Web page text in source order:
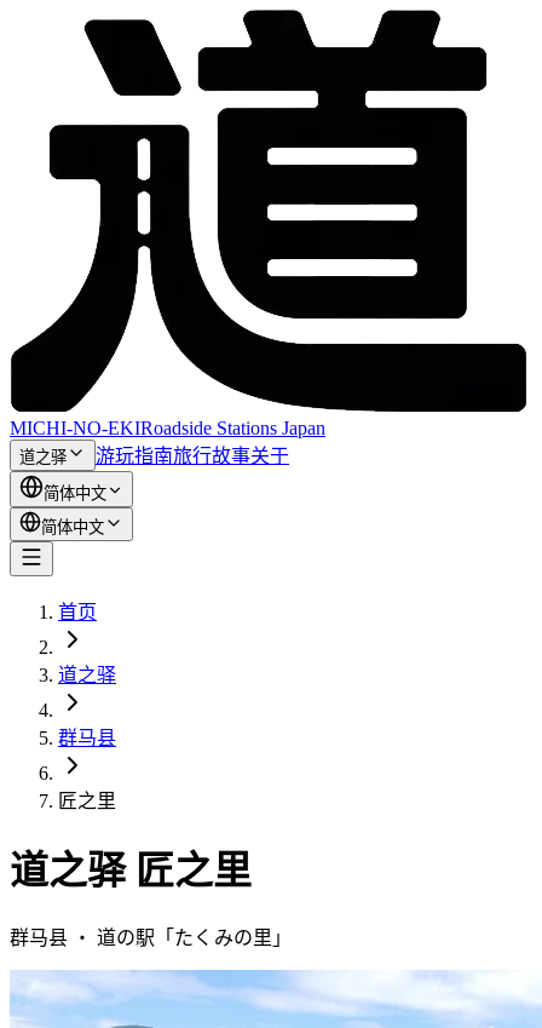
MICHI-NO-EKIRoadside Stations Japan
道之驿 游玩指南旅行故事关于
简体中文
简体中文
首页
道之驿
群马县
匠之里
道之驿 匠之里
群马县 ・ 道の駅「 たくみの里 」